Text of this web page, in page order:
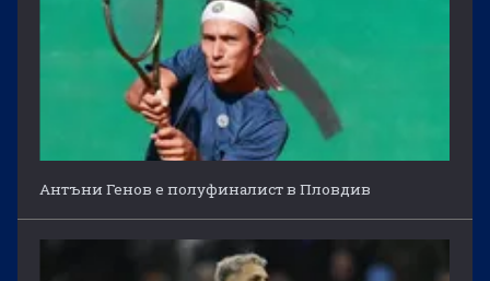
Антъни Генов е полуфиналист в Пловдив